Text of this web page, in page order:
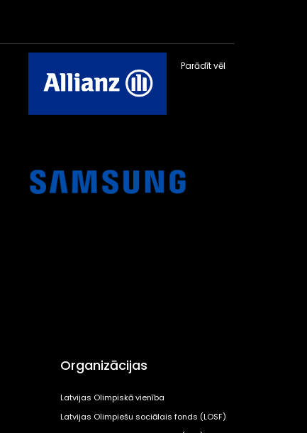
Parādīt vēl
Organizācijas
Latvijas Olimpiskā vienība
Latvijas Olimpiešu sociālais fonds (LOSF)